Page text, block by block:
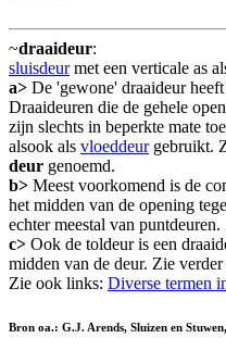
~draaideur:
sluisdeurmet een verticale as
a> De 'gewone' draaideur
Draaideuren die de gehele
zijn slechts in beperkte mate
alsook als vloeddeurgebruikt.
deur genoemd.
b> Meest voorkomend is de
het midden van de opening
echter meestal van
c> Ook de toldeur is een
midden van de deur. Zie
Zie ook links: Diverse termen
Bron oa.: G.J. Arends, Sluizen en